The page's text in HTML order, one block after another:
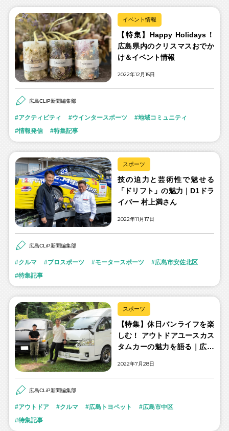
イベント情報
【特集】Happy Holidays！
広島県内のクリスマスおでか
け＆イベント情報
2022年12月15日
広島CLiP新聞編集部
アクティビティ ウインタースポーツ
地域コミュニティ
情報発信
特集記事
スポーツ
技の迫力と芸術性で魅せる
「ドリフト」の魅力｜D1ドラ
イバー 村上満さん
2022年11月17日
広島CLiP新聞編集部
クルマ プロスポーツ モータースポーツ
広島市安佐北区
特集記事
スポーツ
【特集】休日バンライフを楽
しむ！ アウトドアユースカス
タムカーの魅力を語る｜広島
スワンダー)吉島
2022年7月28日
広島CLiP新聞編集部
アウトドア クルマ 広島トヨペット
広島市中区
特集記事